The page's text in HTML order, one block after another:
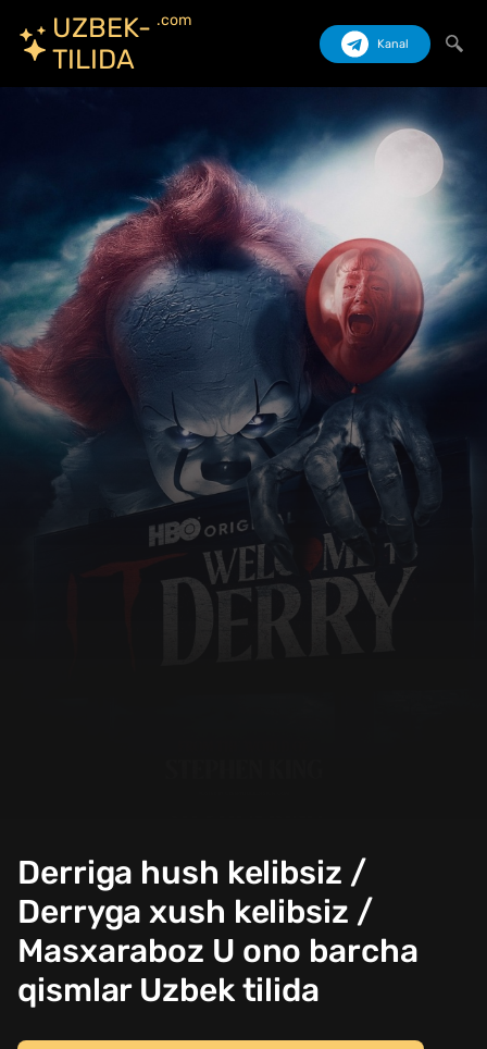
UZBEK-
TILIDA
.com
Kanal
Izlash
Derriga hush kelibsiz /
Derryga xush kelibsiz /
Masxaraboz U ono barcha
qismlar Uzbek tilida